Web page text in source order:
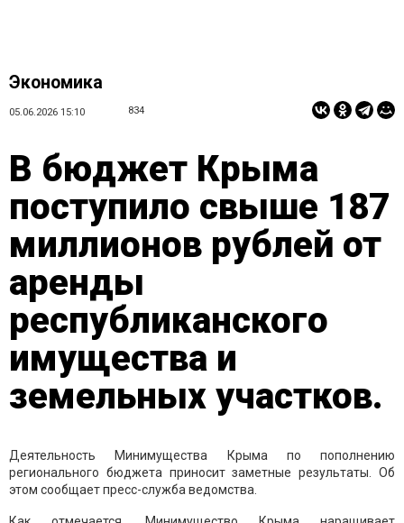
Экономика
05.06.2026 15:10 834
В бюджет Крыма
поступило свыше 187
миллионов рублей от
аренды
республиканского
имущества и
земельных участков.
Деятельность Минимущества Крыма по пополнению
регионального бюджета приносит заметные результаты. Об
этом сообщает пресс-служба ведомства.